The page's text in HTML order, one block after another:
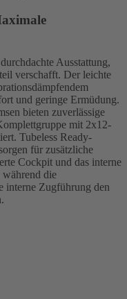
Ausstattung,
verschafft. Der leichte
und geringe Ermüdung.
bieten zuverlässige
mit 2x12-
Tubeless Ready-
für zusätzliche
Cockpit und das interne
während die
interne Zugführung den